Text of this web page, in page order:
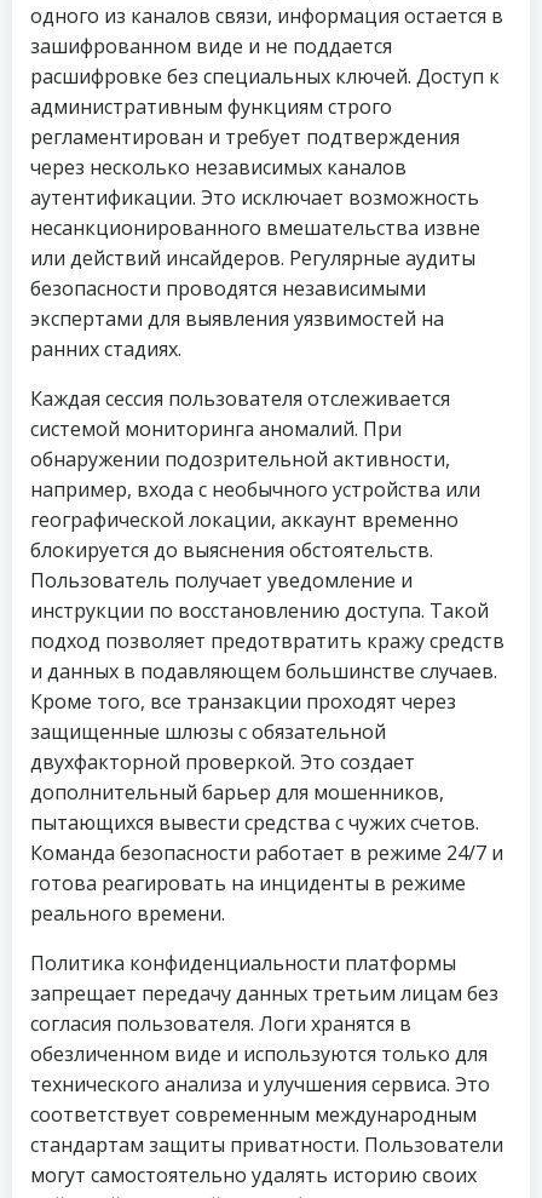
одного из каналов связи, информация остается в
зашифрованном виде и не поддается
расшифровке без специальных ключей. Доступ к
административным функциям строго
регламентирован и требует подтверждения
через несколько независимых каналов
аутентификации. Это исключает возможность
несанкционированного вмешательства извне
или действий инсайдеров. Регулярные аудиты
безопасности проводятся независимыми
экспертами для выявления уязвимостей на
ранних стадиях.
Каждая сессия пользователя отслеживается
системой мониторинга аномалий. При
обнаружении подозрительной активности,
например, входа с необычного устройства или
географической локации, аккаунт временно
блокируется до выяснения обстоятельств.
Пользователь получает уведомление и
инструкции по восстановлению доступа. Такой
подход позволяет предотвратить кражу средств
и данных в подавляющем большинстве случаев.
Кроме того, все транзакции проходят через
защищенные шлюзы с обязательной
двухфакторной проверкой. Это создает
дополнительный барьер для мошенников,
пытающихся вывести средства с чужих счетов.
Команда безопасности работает в режиме 24/7 и
готова реагировать на инциденты в режиме
реального времени.
Политика конфиденциальности платформы
запрещает передачу данных третьим лицам без
согласия пользователя. Логи хранятся в
обезличенном виде и используются только для
технического анализа и улучшения сервиса. Это
соответствует современным международным
стандартам защиты приватности. Пользователи
могут самостоятельно удалять историю своих